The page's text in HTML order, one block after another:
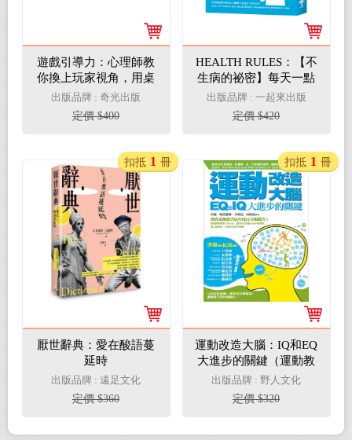
遊戲引導力：心理師教
你換上玩家視角，用桌
遊破解人際卡關，讓冷
淡抗拒變成主動投入
出版品牌 : 奇光出版
定價 $400
HEALTH RULES：【不
生病的祕密】每天一點
小改變，就能大幅降低
罹病風險，哈佛醫學博
士寫給你的全方位「健
出版品牌 : 一起來出版
定價 $420
厭世辭典：愛在酸語蔓
延時
出版品牌 : 遠足文化
定價 $360
扣抵 1 冊
運動改造大腦：IQ和EQ
大進步的關鍵（運動教
學指定用書）
出版品牌 : 野人文化
定價 $320
扣抵 1 冊